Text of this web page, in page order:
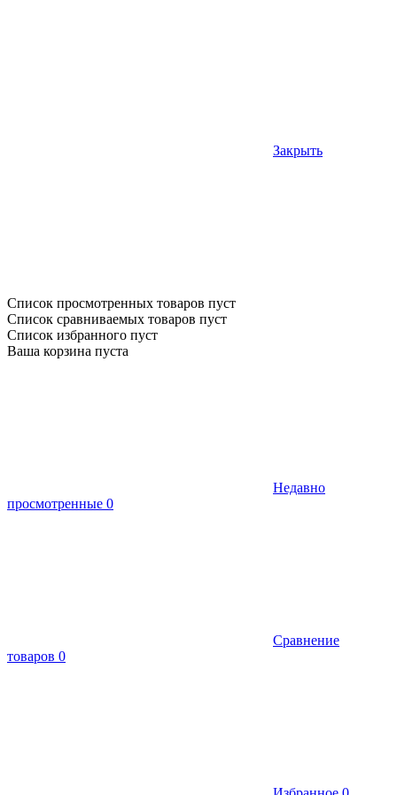
Закрыть
Список просмотренных товаров пуст
Список сравниваемых товаров пуст
Список избранного пуст
Ваша корзина пуста
Недавно
просмотренные 0
Сравнение
товаров 0